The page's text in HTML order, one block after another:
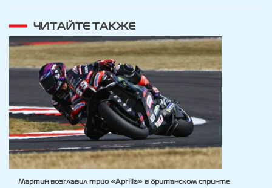
ЧИТАЙТЕ ТАКЖЕ
Мартин возглавил трио «Aprilia» в британском спринте